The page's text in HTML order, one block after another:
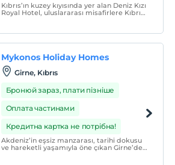
Kıbrıs’ın kuzey kıyısında yer alan Deniz Kızı
Royal Hotel, uluslararası misafirlere Kıbrıs
sıfır, aile dostu bir özel oteldir.
Mykonos Holiday Homes
Girne, Kıbrıs
Бронюй зараз, плати пізніше
Оплата частинами
Кредитна картка не потрібна!
Akdeniz’in eşsiz manzarası, tarihi dokusu
ve hareketli yaşamıyla öne çıkan Girne’de